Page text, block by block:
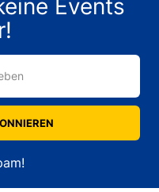
Events